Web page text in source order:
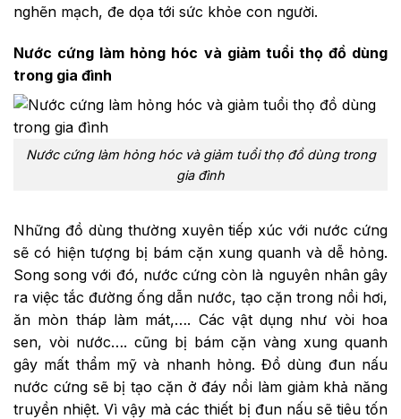
nghẽn mạch, đe dọa tới sức khỏe con người.
Nước cứng làm hỏng hóc và giảm tuổi thọ đồ dùng
trong gia đình
Nước cứng làm hỏng hóc và giảm tuổi thọ đồ dùng trong
gia đình
Những đồ dùng thường xuyên tiếp xúc với nước cứng
sẽ có hiện tượng bị bám cặn xung quanh và dễ hỏng.
Song song với đó, nước cứng còn là nguyên nhân gây
ra việc tắc đường ống dẫn nước, tạo cặn trong nồi hơi,
ăn mòn tháp làm mát,…. Các vật dụng như vòi hoa
sen, vòi nước…. cũng bị bám cặn vàng xung quanh
gây mất thẩm mỹ và nhanh hỏng. Đồ dùng đun nấu
nước cứng sẽ bị tạo cặn ở đáy nồi làm giảm khả năng
truyền nhiệt. Vì vậy mà các thiết bị đun nấu sẽ tiêu tốn